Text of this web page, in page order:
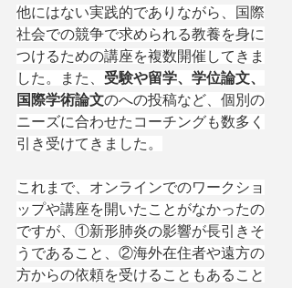
他にはない実践的でありながら、国際
社会での競争で求められる教養を身に
つけるための講座を複数開催してきま
した。また、 受験や留学、学位論文、
国際学術論文のへの投稿など、個別の
ニーズに合わせたコーチングも数多く
引き受けてきました。
これまで、オンラインでのワークショ
ップや講座を開いたことがなかったの
ですが、①新形肺炎の影響が長引きそ
うであること、②海外在住者や遠方の
方からの依頼を受けることもあること